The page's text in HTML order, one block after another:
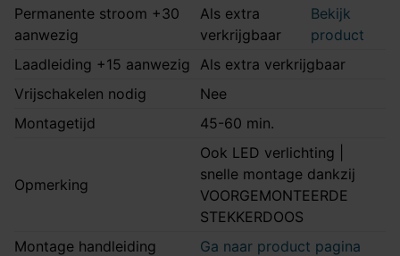
Permanente stroom +30
aanwezig
Als extra
verkrijgbaar
Bekijk
product
Laadleiding +15 aanwezig Als extra verkrijgbaar
Vrijschakelen nodig
Nee
Montagetijd
45-60 min.
Opmerking
Ook LED verlichting |
snelle montage dankzij
VOORGEMONTEERDE
STEKKERDOOS
Montage handleiding
Ga naar product pagina